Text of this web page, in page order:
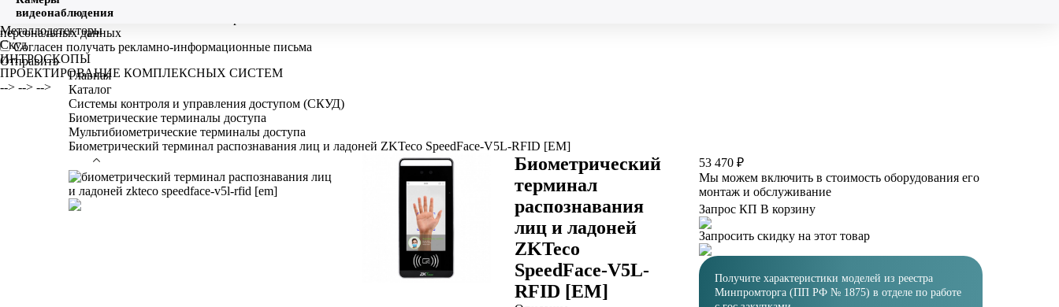
Металлодетекторы
Скуд
ИНТРОСКОПЫ
ПРОЕКТИРОВАНИЕ КОМПЛЕКСНЫХ СИСТЕМ
--> --> -->
Поля, отмеченные знаком
Я ознакомлен и согласен с
персональных данных
Согласен получать рекламно-информационные письма
Отправить
Главная
Каталог
Системы контроля и управления доступом (СКУД)
Биометрические терминалы доступа
Мультибиометрические терминалы доступа
Биометрический терминал распознавания лиц и ладоней ZKTeco SpeedFace-V5L-RFID [EM]
Биометрический
терминал
распознавания
лиц и ладоней
ZKTeco
SpeedFace-V5L-
RFID [EM]
53 470 ₽
Мы можем включить в стоимость оборудования его
монтаж и обслуживание
Запрос КП В корзину
Запросить скидку на этот товар
Получите характеристики моделей из реестра
Минпромторга (ПП РФ № 1875) в отделе по работе